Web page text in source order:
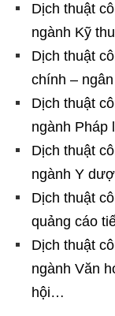
Dịch thuật
ngành Kỹ
Dịch thuật
chính –
Dịch thuật
ngành Pháp
Dịch thuật
ngành Y
Dịch thuật
quảng cáo
Dịch thuật
ngành Văn
hội…